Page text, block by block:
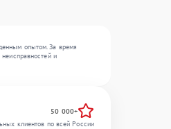
опытом. За время
и
50 000+
клиентов по всей России